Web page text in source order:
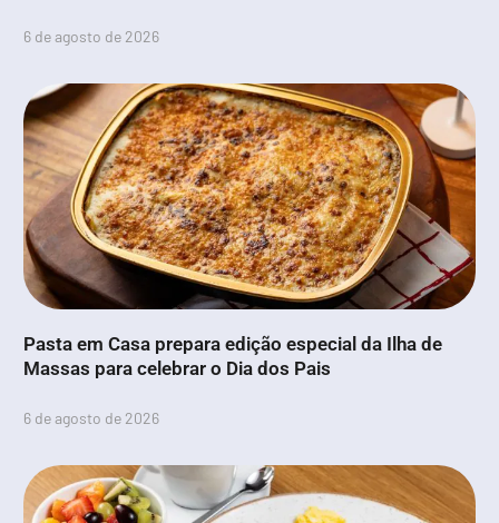
6 de agosto de 2026
Pasta em Casa prepara edição especial da Ilha de
Massas para celebrar o Dia dos Pais
6 de agosto de 2026